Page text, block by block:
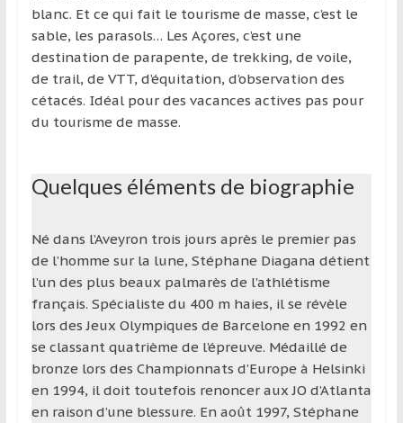
blanc. Et ce qui fait le tourisme de masse, c’est le
sable, les parasols… Les Açores, c’est une
destination de parapente, de trekking, de voile,
de trail, de VTT, d’équitation, d’observation des
cétacés. Idéal pour des vacances actives pas pour
du tourisme de masse.
Quelques éléments de biographie
Né dans l’Aveyron trois jours après le premier pas
de l’homme sur la lune, Stéphane Diagana détient
l’un des plus beaux palmarès de l’athlétisme
français. Spécialiste du 400 m haies, il se révèle
lors des Jeux Olympiques de Barcelone en 1992 en
se classant quatrième de l’épreuve. Médaillé de
bronze lors des Championnats d’Europe à Helsinki
en 1994, il doit toutefois renoncer aux JO d’Atlanta
en raison d’une blessure. En août 1997, Stéphane